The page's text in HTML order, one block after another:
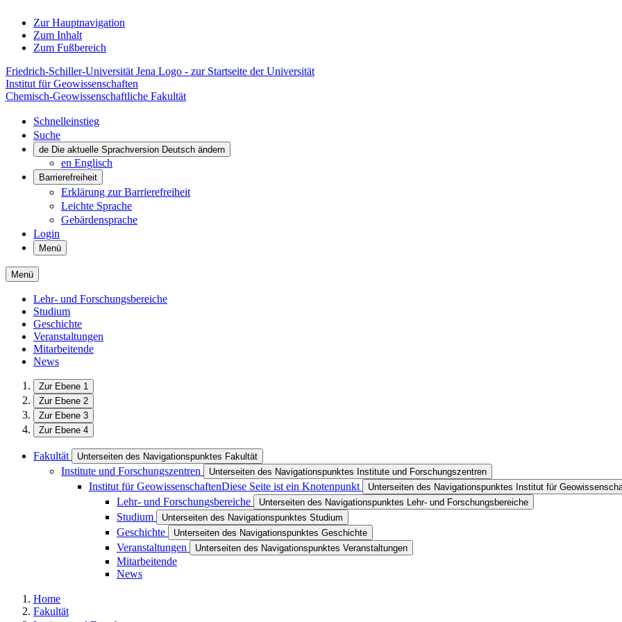
Zur Hauptnavigation
Zum Inhalt
Zum Fußbereich
Friedrich-Schiller-Universität Jena Logo - zur Startseite der Universität
Institut für Geowissenschaften
Chemisch-Geowissenschaftliche Fakultät
Schnelleinstieg
Suche
de Die aktuelle Sprachversion Deutsch ändern
en Englisch
Barrierefreiheit
Erklärung zur Barrierefreiheit
Leichte Sprache
Gebärdensprache
Login
Menü
Menü
Lehr- und Forschungsbereiche
Studium
Geschichte
Veranstaltungen
Mitarbeitende
News
Zur Ebene 1
Zur Ebene 2
Zur Ebene 3
Zur Ebene 4
Fakultät Unterseiten des Navigationspunktes Fakultät
Institute und Forschungszentren Unterseiten des Navigationspunktes Institute und Forschungszentren
Institut für GeowissenschaftenDiese Seite ist ein Knotenpunkt Unterseiten des Navigationspunktes Institut für
Lehr- und Forschungsbereiche Unterseiten des Navigationspunktes Lehr- und Forschungsbereiche
Studium Unterseiten des Navigationspunktes Studium
Geschichte Unterseiten des Navigationspunktes Geschichte
Veranstaltungen Unterseiten des Navigationspunktes Veranstaltungen
Mitarbeitende
News
Home
Fakultät